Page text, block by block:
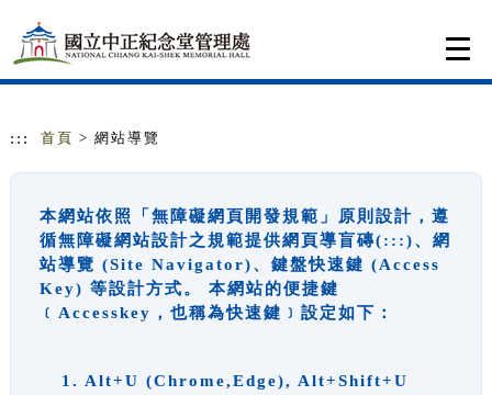
::: 首頁 > 網站導覽
本網站依照「無障礙網頁開發規範」原則設計，遵
循無障礙網站設計之規範提供網頁導盲磚(:::)、網
站導覽 (Site Navigator)、鍵盤快速鍵 (Access
Key) 等設計方式。 本網站的便捷鍵
﹝Accesskey，也稱為快速鍵﹞設定如下：
1. Alt+U (Chrome,Edge), Alt+Shift+U